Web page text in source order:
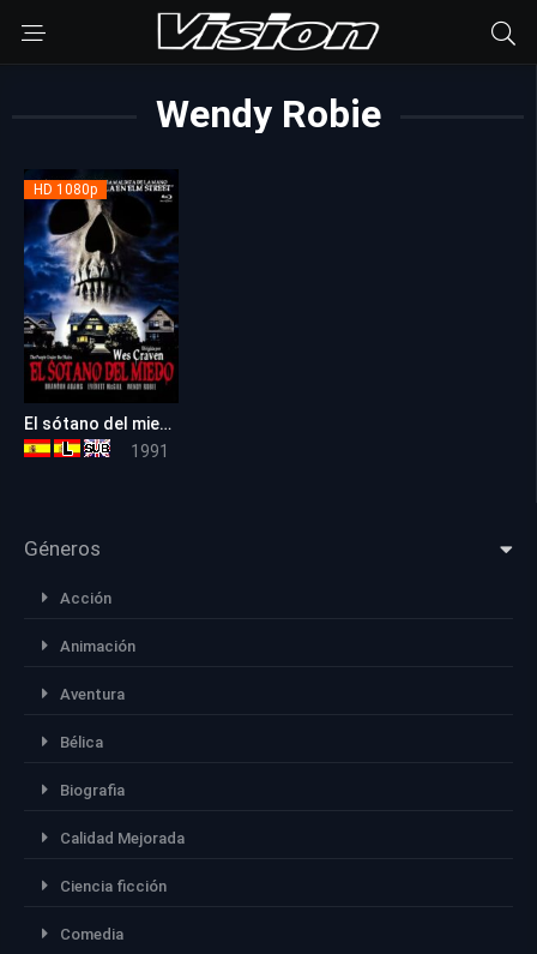
Wendy Robie
HD 1080p
El sótano del miedo
1991
Géneros
Acción
Animación
Aventura
Bélica
Biografia
Calidad Mejorada
Ciencia ficción
Comedia